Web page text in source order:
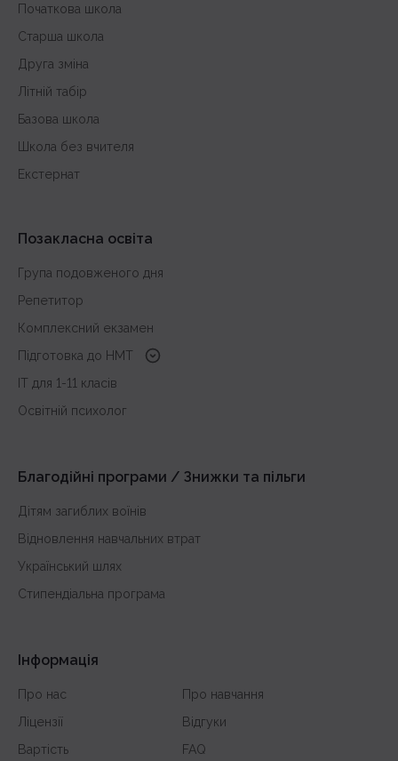
Початкова школа
Старша школа
Друга зміна
Літній табір
Базова школа
Школа без вчителя
Екстернат
Позакласна освіта
Група подовженого дня
Репетитор
Комплексний екзамен
Підготовка до HMT
з української мови
з історії України
IT для 1-11 класів
Освітній психолог
Благодійні програми / Знижки та пільги
Дітям загиблих воїнів
Відновлення навчальних втрат
Український шлях
Стипендіальна програма
Інформація
Про нас
Про навчання
Ліцензії
Відгуки
Вартість
FAQ